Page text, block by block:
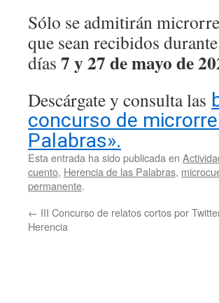
Sólo se admitirán
que sean recibidos
días 7 y 27 de mayo de
Descárgate y consulta las
concurso de
Palabras».
Esta entrada ha sido publicada en
cuento, Herencia de las Palabras,
permanente.
← III Concurso de relatos cortos por
Herencia